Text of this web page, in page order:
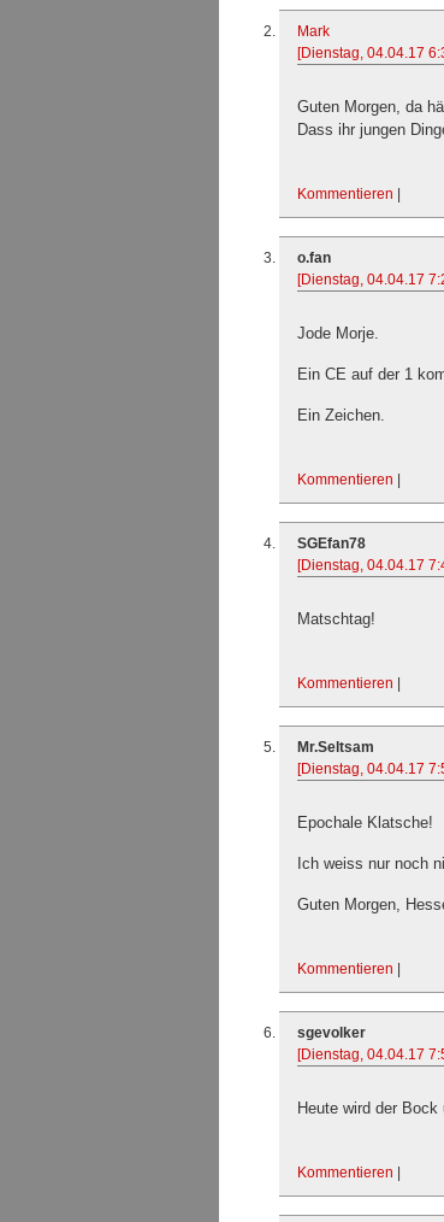
Mark
[Dienstag, 04.04.17
Guten Morgen, da
Dass ihr jungen
Kommentieren |
o.fan
[Dienstag, 04.04.17
Jode Morje.
Ein CE auf der 1
Ein Zeichen.
Kommentieren |
SGEfan78
[Dienstag, 04.04.17
Matschtag!
Kommentieren |
Mr.Seltsam
[Dienstag, 04.04.17
Epochale Klatsche!
Ich weiss nur noch
Guten Morgen,
Kommentieren |
sgevolker
[Dienstag, 04.04.17
Heute wird der Bock
Kommentieren |